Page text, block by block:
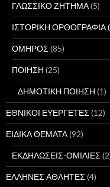
ΓΛΩΣΣΙΚΟ ΖΗΤΗΜΑ(5)
ΙΣΤΟΡΙΚΗ ΟΡΘΟΓΡΑΦΙΑ
ΟΜΗΡΟΣ (85)
ΠΟΙΗΣΗ (25)
ΔΗΜΟΤΙΚΗ ΠΟΙΗΣΗ (1)
ΕΘΝΙΚΟΙ ΕΥΕΡΓΕΤΕΣ (12)
ΕΙΔΙΚΑ ΘΕΜΑΤΑ(92)
ΕΚΔΗΛΩΣΕΙΣ-ΟΜΙΛΙΕΣ
ΕΛΛΗΝΕΣ ΑΘΛΗΤΕΣ (4)